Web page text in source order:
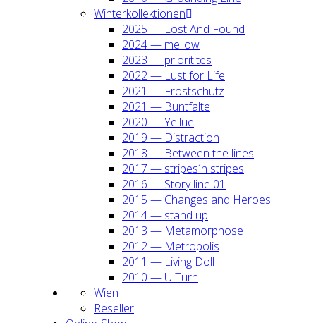
Win­ter­kol­lek­tio­nen
2025 — Lost And Found
2024 — mel­low
2023 — prio­ri­ti­tes
2022 — Lust for Life
2021 — Frost­schutz
2021 — Bunt­fal­te
2020 — Yel­lue
2019 — Dis­trac­tion
2018 — Bet­ween the lines
2017 — stripes´n stripes
2016 — Sto­ry line 01
2015 — Chan­ges and Heroes
2014 — stand up
2013 — Meta­mor­pho­se
2012 — Metro­po­lis
2011 — Living Doll
2010 — U Turn
Wien
Resel­ler